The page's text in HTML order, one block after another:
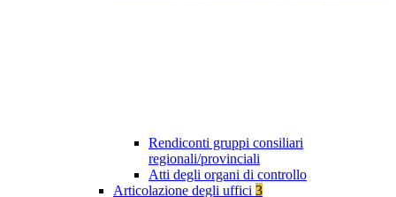
Rendiconti gruppi consiliari
regionali/provinciali
Atti degli organi di controllo
Articolazione degli uffici 3